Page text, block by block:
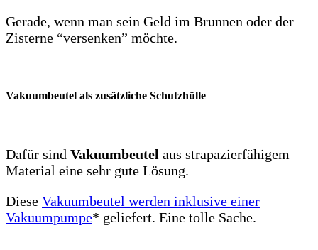
Gerade, wenn man sein Geld im Brunnen oder der
Zisterne “versenken” möchte.
Vakuumbeutel als zusätzliche Schutzhülle
Dafür sind Vakuumbeutel aus strapazierfähigem
Material eine sehr gute Lösung.
Diese Vakuumbeutel werden inklusive einer
Vakuumpumpe* geliefert. Eine tolle Sache.